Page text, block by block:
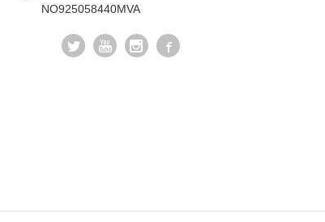
NO925058440MVA